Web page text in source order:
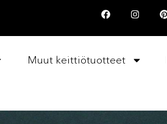
Muut keittiötuotteet